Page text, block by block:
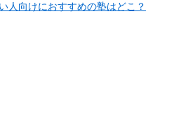
人向けにおすすめの塾はどこ？